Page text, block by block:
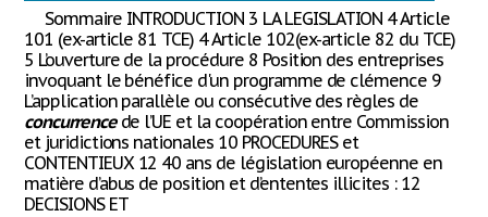
Sommaire INTRODUCTION 3 LA LEGISLATION 4 Article
101 (ex-article 81 TCE) 4 Article 102(ex-article 82 du TCE)
5 L’ouverture de la procédure 8 Position des entreprises
invoquant le bénéfice d'un programme de clémence 9
L’application parallèle ou consécutive des règles de
concurrencede l’UE et la coopération entre Commission
et juridictions nationales 10 PROCEDURES et
CONTENTIEUX 12 40 ans de législation européenne en
matière d’abus de position et d’ententes illicites : 12
DECISIONS ET